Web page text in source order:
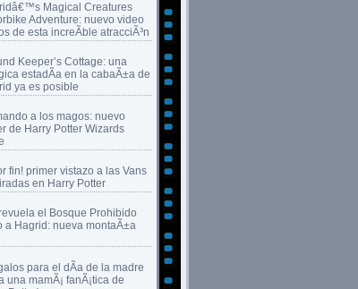
Magical Creatures
Adventure: nuevo video
de esta increÃ­ble atracciÃ³n
Keeper’s Cottage: una
estadÃ­a en la cabaÃ±a de
ya es posible
a los magos: nuevo
de Harry Potter Wizards
fin! primer vistazo a las Vans
en Harry Potter
el Bosque Prohibido
a Hagrid: nueva montaÃ±a
para el dÃ­a de la madre
una mamÃ¡ fanÃ¡tica de